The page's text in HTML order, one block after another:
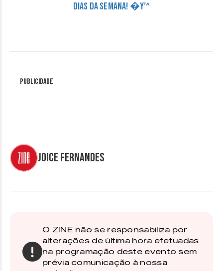
DIAS DA SEMANA! �Y’^
Publicidade
Joice Fernandes
O ZINE não se responsabiliza por
alterações de última hora efetuadas
na programação deste evento sem
prévia comunicação à nossa